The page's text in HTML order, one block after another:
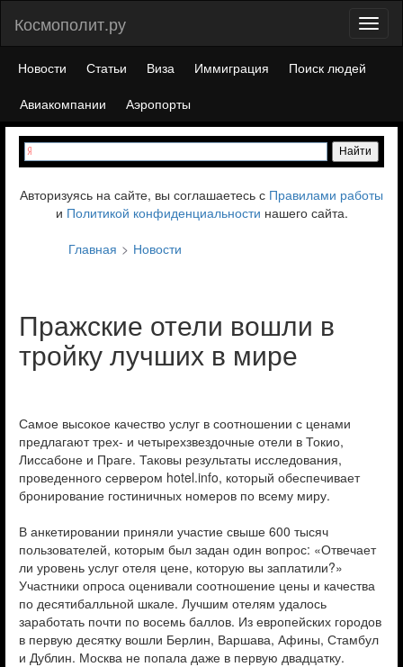
Космополит.ру
Новости Статьи Виза Иммиграция
Поиск людей
Авиакомпании
Аэропорты
Авторизуясь на сайте, вы соглашаетесь с Правилами работы
и Политикой конфиденциальности нашего сайта.
Главная
Новости
Пражские отели вошли в
тройку лучших в мире
Самое высокое качество услуг в соотношении с ценами
предлагают трех- и четырехзвездочные отели в Токио,
Лиссабоне и Праге. Таковы результаты исследования,
проведенного сервером hotel.info, который обеспечивает
бронирование гостиничных номеров по всему миру.
В анкетировании приняли участие свыше 600 тысяч
пользователей, которым был задан один вопрос: «Отвечает
ли уровень услуг отеля цене, которую вы заплатили?»
Участники опроса оценивали соотношение цены и качества
по десятибалльной шкале. Лучшим отелям удалось
заработать почти по восемь баллов. Из европейских городов
в первую десятку вошли Берлин, Варшава, Афины, Стамбул
и Дублин. Москва не попала даже в первую двадцатку.